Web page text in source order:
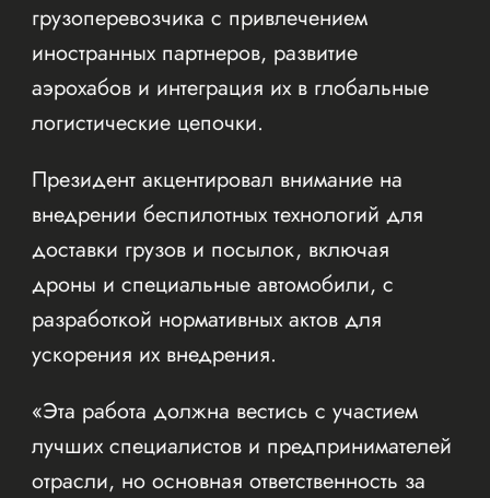
грузоперевозчика с привлечением
иностранных партнеров, развитие
аэрохабов и интеграция их в глобальные
логистические цепочки.
Президент акцентировал внимание на
внедрении беспилотных технологий для
доставки грузов и посылок, включая
дроны и специальные автомобили, с
разработкой нормативных актов для
ускорения их внедрения.
«Эта работа должна вестись с участием
лучших специалистов и предпринимателей
отрасли, но основная ответственность за